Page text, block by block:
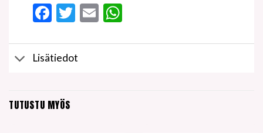
Facebook
Twitter
EmailWhatsApp
Lisätiedot
TUTUSTU MYÖS